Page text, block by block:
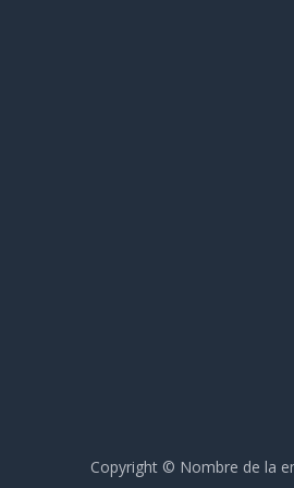
Copyright © Nombre de la